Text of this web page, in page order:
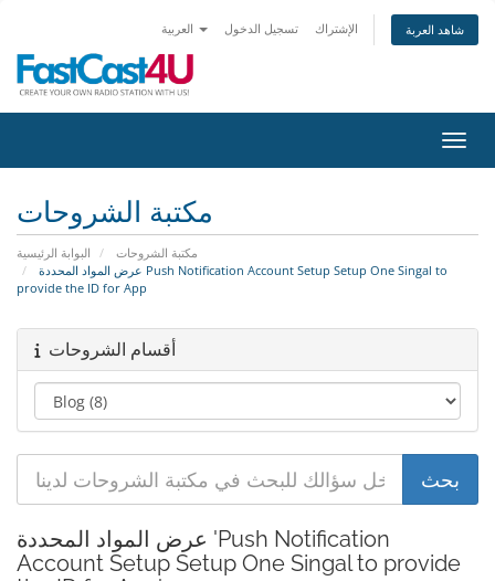
تسجيل الدخول الإشتراك شاهد العربة
مكتبة الشروحات
البوابة الرئيسية
مكتبة الشروحات
provide the ID for App
أقسام الشروحات
عرض المواد المحددة 'Push Notification
Account Setup Setup One Singal to provide